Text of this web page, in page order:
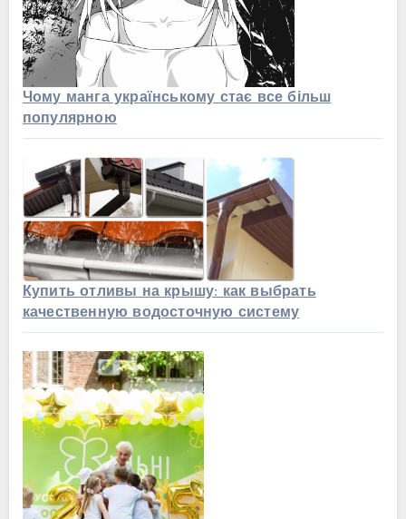
Чому манга українському стає все більш
популярною
Купить отливы на крышу: как выбрать
качественную водосточную систему